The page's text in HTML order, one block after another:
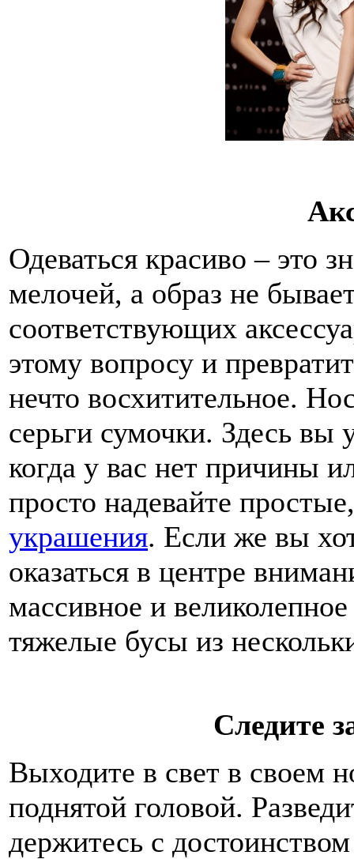
Одеваться красиво – это
мелочей, а образ не
соответствующих
этому вопросу и
нечто восхитительное.
серьги сумочки. Здесь вы
когда у вас нет причины
просто надевайте
украшения. Если же вы
оказаться в центре
массивное и
тяжелые бусы из
Следите
Выходите в свет в своем
поднятой головой.
держитесь с